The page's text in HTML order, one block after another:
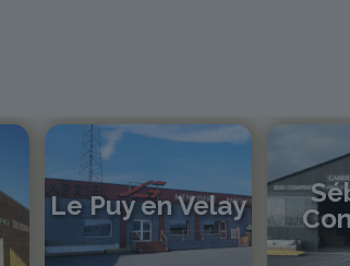
Le Puy en Velay